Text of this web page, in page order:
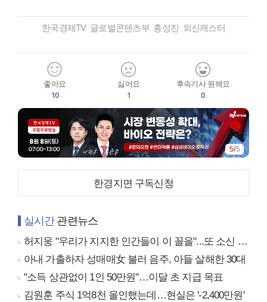
한국경제TV 글로벌콘텐츠부 홍성진 외신캐스터
좋아요
10
싫어요
1
후속기사 원해요
0
5/5
한경지면 구독신청
실시간관련뉴스
허지웅 "우리가 지지한 인간들이 이 꼴을"...또 소신 발언
아내 가출하자 성매매女 불러 음주, 아들 살해한 30대
"소득 상관없이 1인 50만원"…이달 초 지급 목표
김원훈 주식 1억8천 올인했는데…현실은 '-2,400만원'